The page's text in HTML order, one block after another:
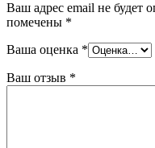
Ваш адрес email не будет
помечены *
Ваша оценка *
Ваш отзыв *